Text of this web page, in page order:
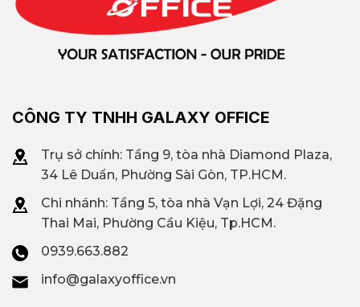
CÔNG TY TNHH GALAXY OFFICE
Trụ sở chính: Tầng 9, tòa nhà Diamond Plaza,
34 Lê Duẩn, Phường Sài Gòn, TP.HCM.
Chi nhánh: Tầng 5, tòa nhà Vạn Lợi, 24 Đặng
Thai Mai, Phường Cầu Kiệu, Tp.HCM.
0939.663.882
info@galaxyoffice.vn